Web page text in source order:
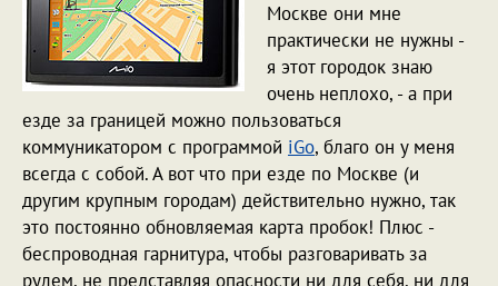
Москве они мне
практически не нужны -
я этот городок знаю
очень неплохо, - а при
езде за границей можно пользоваться
коммуникатором с программой iGo, благо он у меня
всегда с собой. А вот что при езде по Москве (и
другим крупным городам) действительно нужно, так
это постоянно обновляемая карта пробок! Плюс -
беспроводная гарнитура, чтобы разговаривать за
рулем, не представляя опасности ни для себя, ни для